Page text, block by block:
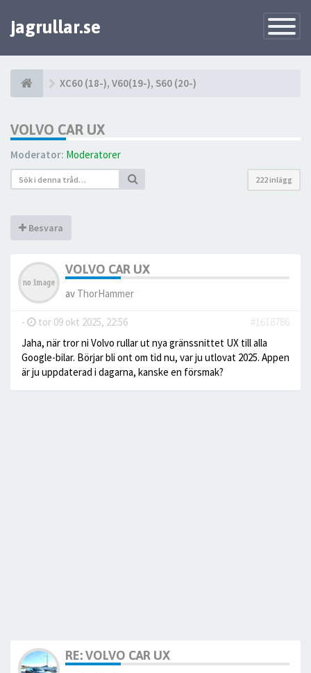
Toggle
jagrullar.se
XC60 (18-), V60(19-), S60 (20-)
VOLVO CAR UX
Moderator: Moderatorer
222 inlägg
Besvara
VOLVO CAR UX
av ThorHammer
- tor 09 okt 2025, 22:56
#1618786
Jaha, när tror ni Volvo rullar ut nya gränssnittet UX till alla
Google-bilar. Börjar bli ont om tid nu, var ju utlovat 2025. Appen
är ju uppdaterad i dagarna, kanske en försmak?
RE: VOLVO CAR UX